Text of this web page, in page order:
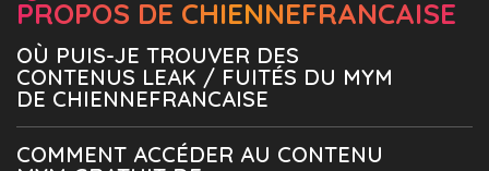
PROPOS DE CHIENNEFRANCAISE
OÙ PUIS-JE TROUVER DES
CONTENUS LEAK / FUITÉS DU MYM
DE CHIENNEFRANCAISE
COMMENT ACCÉDER AU CONTENU